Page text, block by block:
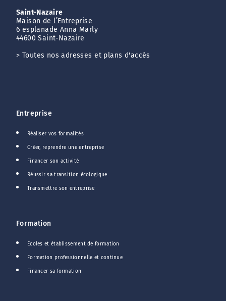
Saint-Nazaire
Maison de l’Entreprise
6 esplanade Anna Marly
44600 Saint-Nazaire
> Toutes nos adresses et plans d'accès
Entreprise
Réaliser vos formalités
Créer, reprendre une entreprise
Financer son activité
Réussir sa transition écologique
Transmettre son entreprise
Formation
Ecoles et établissement de formation
Formation professionnelle et continue
Financer sa formation